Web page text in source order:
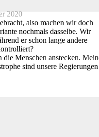
2020
also machen wir doch
nochmals dasselbe. Wir
er schon lange andere
Menschen anstecken.
sind unsere Regierungen